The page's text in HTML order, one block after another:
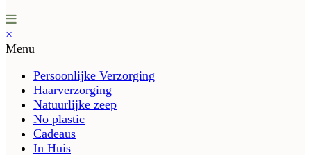
×
Menu
Persoonlijke Verzorging
Haarverzorging
Natuurlijke zeep
No plastic
Cadeaus
In Huis